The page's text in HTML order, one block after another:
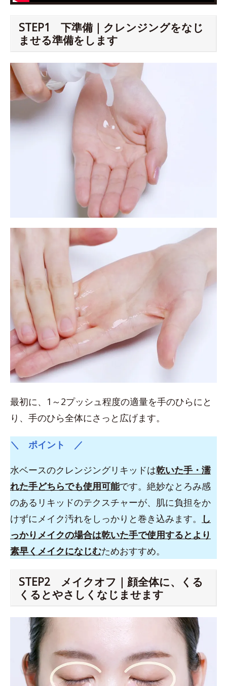
STEP1 下準備｜クレンジングをなじ
ませる準備をします
最初に、1～2プッシュ程度の適量を手のひらにと
り、手のひら全体にさっと広げます。
＼ ポイント ／
水ベースのクレンジングリキッドは乾いた手・濡
れた手どちらでも使用可能です。絶妙なとろみ感
のあるリキッドのテクスチャーが、肌に負担をか
けずにメイク汚れをしっかりと巻き込みます。
し
っかりメイクの場合は乾いた手で使用するとより
素早くメイクになじむためおすすめ。
STEP2 メイクオフ｜顔全体に、くる
くるとやさしくなじませます